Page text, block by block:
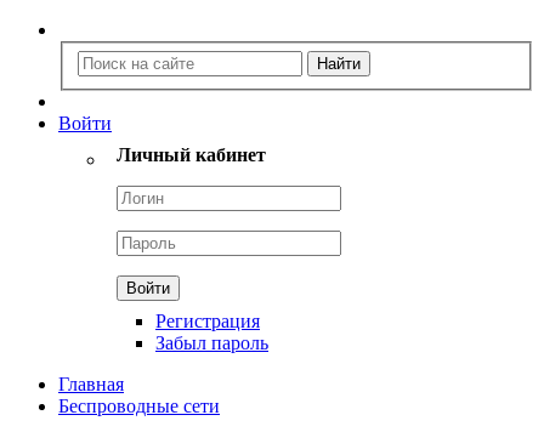
Войти
Личный кабинет
Регистрация
Забыл пароль
Главная
Беспроводные сети